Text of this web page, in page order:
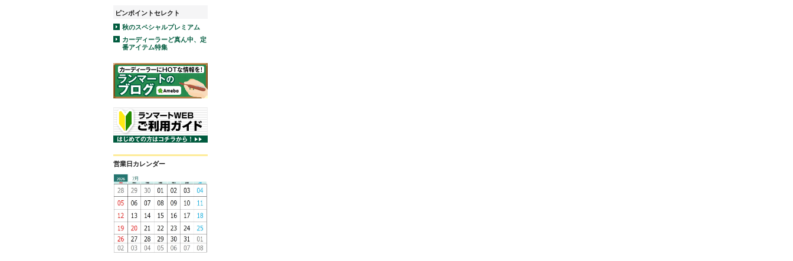
ピンポイントセレクト
秋のスペシャルプレミアム
カーディーラーど真ん中、定
番アイテム特集
営業日カレンダー